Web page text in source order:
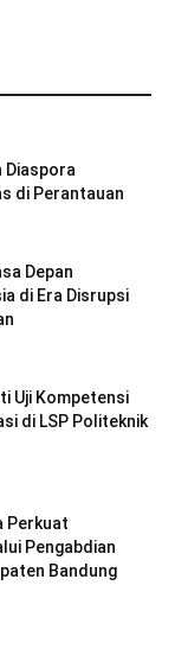
STIA
Diaspora
di Perantauan
Depan
di Era Disrupsi
Uji Kompetensi
di LSP Politeknik
Perkuat
Pengabdian
Bandung